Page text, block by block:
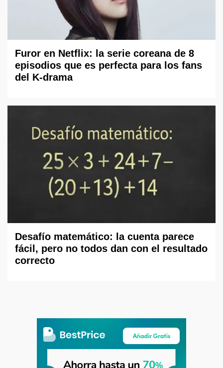
Furor en Netflix: la serie coreana de 8
episodios que es perfecta para los fans
del K-drama
Desafío matemático: la cuenta parece
fácil, pero no todos dan con el resultado
correcto